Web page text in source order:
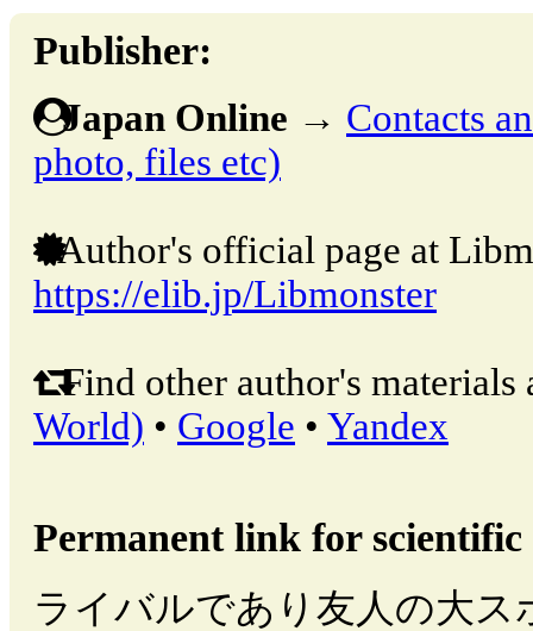
Publisher:
Japan Online → Contacts
photo, files etc)
Author's official page at
https://elib.jp/Libmonster
Find other author's materials
World) • Google • Yandex
Permanent link for
ライバルであり友人の大ス